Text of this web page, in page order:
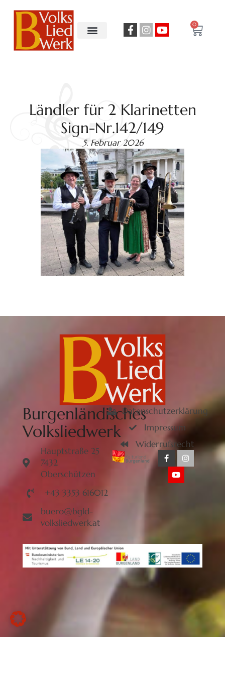
0
Ländler für 2 Klarinetten
Sign-Nr.142/149
5. Februar 2026
Burgenländisches
Volksliedwerk
Hauptstraße 25
7432
Oberschützen
+43 3353 616012
buero@bgld-
volksliedwerk.at
Datenschutzerklärung
Impressum
Widerrufsrecht